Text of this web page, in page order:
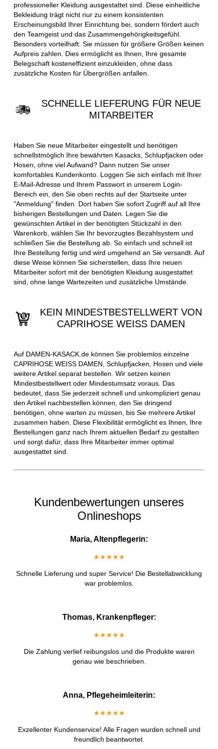
professioneller Kleidung ausgestattet sind. Diese einheitliche
Bekleidung trägt nicht nur zu einem konsistenten
Erscheinungsbild Ihrer Einrichtung bei, sondern fördert auch
den Teamgeist und das Zusammengehörigkeitsgefühl.
Besonders vorteilhaft: Sie müssen für größere Größen keinen
Aufpreis zahlen. Dies ermöglicht es Ihnen, Ihre gesamte
Belegschaft kosteneffizient einzukleiden, ohne dass
zusätzliche Kosten für Übergrößen anfallen.
SCHNELLE LIEFERUNG FÜR NEUE
MITARBEITER
Haben Sie neue Mitarbeiter eingestellt und benötigen
schnellstmöglich Ihre bewährten Kasacks, Schlupfjacken oder
Hosen, ohne viel Aufwand? Dann nutzen Sie unser
komfortables Kundenkonto. Loggen Sie sich einfach mit Ihrer
E-Mail-Adresse und Ihrem Passwort in unserem Login-
Bereich ein, den Sie oben rechts auf der Startseite unter
"Anmeldung" finden. Dort haben Sie sofort Zugriff auf all Ihre
bisherigen Bestellungen und Daten. Legen Sie die
gewünschten Artikel in der benötigten Stückzahl in den
Warenkorb, wählen Sie Ihr bevorzugtes Bezahlsystem und
schließen Sie die Bestellung ab. So einfach und schnell ist
Ihre Bestellung fertig und wird umgehend an Sie versandt. Auf
diese Weise können Sie sicherstellen, dass Ihre neuen
Mitarbeiter sofort mit der benötigten Kleidung ausgestattet
sind, ohne lange Wartezeiten und zusätzliche Umstände.
KEIN MINDESTBESTELLWERT VON
CAPRIHOSE WEISS DAMEN
Auf DAMEN-KASACK.de können Sie problemlos einzelne
CAPRIHOSE WEISS DAMEN, Schlupfjacken, Hosen und viele
weitere Artikel separat bestellen. Wir setzen keinen
Mindestbestellwert oder Mindestumsatz voraus. Das
bedeutet, dass Sie jederzeit schnell und unkompliziert genau
den Artikel nachbestellen können, den Sie dringend
benötigen, ohne warten zu müssen, bis Sie mehrere Artikel
zusammen haben. Diese Flexibilität ermöglicht es Ihnen, Ihre
Bestellungen ganz nach Ihrem aktuellen Bedarf zu gestalten
und sorgt dafür, dass Ihre Mitarbeiter immer optimal
ausgestattet sind.
Kundenbewertungen unseres
Onlineshops
Maria, Altenpflegerin:
★★★★★
Schnelle Lieferung und super Service! Die Bestellabwicklung
war problemlos.
Thomas, Krankenpfleger:
★★★★★
Die Zahlung verlief reibungslos und die Produkte waren
genau wie beschrieben.
Anna, Pflegeheimleiterin:
★★★★★
Exzellenter Kundenservice! Alle Fragen wurden schnell und
freundlich beantwortet.